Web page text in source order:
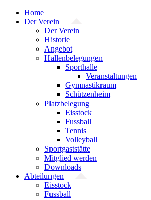
Zum
Inhalt
Home
Der Verein
Der Verein
Historie
Angebot
Hallenbelegungen
Sporthalle
Veranstaltungen
Gymnastikraum
Schützenheim
Platzbelegung
Eisstock
Fussball
Tennis
Volleyball
Sportgaststätte
Mitglied werden
Downloads
Abteilungen
Eisstock
Fussball